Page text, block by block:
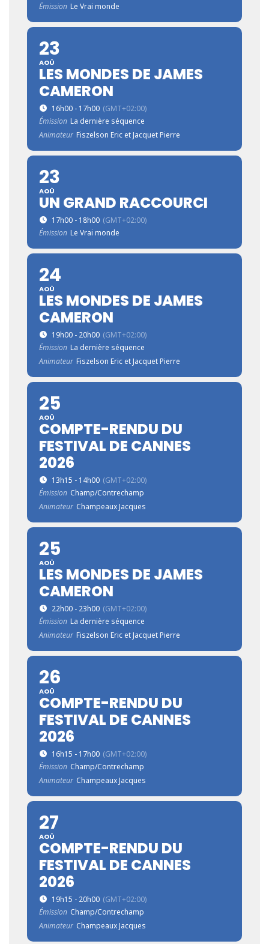
Émission Le Vrai monde
23
AOÛ
LES MONDES DE JAMES
CAMERON
16h00 - 17h00 (GMT+02:00)
Émission La dernière séquence
Animateur Fiszelson Eric et Jacquet Pierre
23
AOÛ
UN GRAND RACCOURCI
17h00 - 18h00 (GMT+02:00)
Émission Le Vrai monde
24
AOÛ
LES MONDES DE JAMES
CAMERON
19h00 - 20h00 (GMT+02:00)
Émission La dernière séquence
Animateur Fiszelson Eric et Jacquet Pierre
25
AOÛ
COMPTE-RENDU DU
FESTIVAL DE CANNES
2026
13h15 - 14h00 (GMT+02:00)
Émission Champ/Contrechamp
Animateur Champeaux Jacques
25
AOÛ
LES MONDES DE JAMES
CAMERON
22h00 - 23h00 (GMT+02:00)
Émission La dernière séquence
Animateur Fiszelson Eric et Jacquet Pierre
26
AOÛ
COMPTE-RENDU DU
FESTIVAL DE CANNES
2026
16h15 - 17h00 (GMT+02:00)
Émission Champ/Contrechamp
Animateur Champeaux Jacques
27
AOÛ
COMPTE-RENDU DU
FESTIVAL DE CANNES
2026
19h15 - 20h00 (GMT+02:00)
Émission Champ/Contrechamp
Animateur Champeaux Jacques